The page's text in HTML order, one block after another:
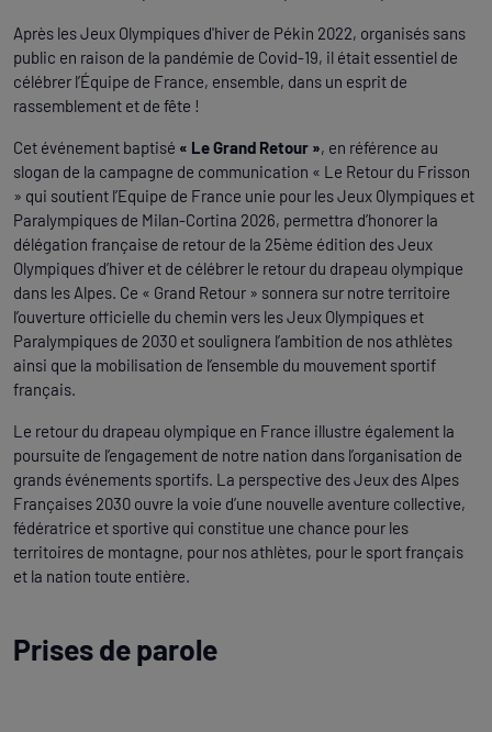
Après les Jeux Olympiques d'hiver de Pékin 2022, organisés sans
public en raison de la pandémie de Covid-19, il était essentiel de
célébrer l’Équipe de France, ensemble, dans un esprit de
rassemblement et de fête !
Cet événement baptisé « Le Grand Retour », en référence au
slogan de la campagne de communication « Le Retour du Frisson
» qui soutient l’Equipe de France unie pour les Jeux Olympiques et
Paralympiques de Milan-Cortina 2026, permettra d’honorer la
délégation française de retour de la 25ème édition des Jeux
Olympiques d’hiver et de célébrer le retour du drapeau olympique
dans les Alpes. Ce « Grand Retour » sonnera sur notre territoire
l’ouverture officielle du chemin vers les Jeux Olympiques et
Paralympiques de 2030 et soulignera l’ambition de nos athlètes
ainsi que la mobilisation de l’ensemble du mouvement sportif
français.
Le retour du drapeau olympique en France illustre également la
poursuite de l’engagement de notre nation dans l’organisation de
grands événements sportifs. La perspective des Jeux des Alpes
Françaises 2030 ouvre la voie d’une nouvelle aventure collective,
fédératrice et sportive qui constitue une chance pour les
territoires de montagne, pour nos athlètes, pour le sport français
et la nation toute entière.
Prises de parole